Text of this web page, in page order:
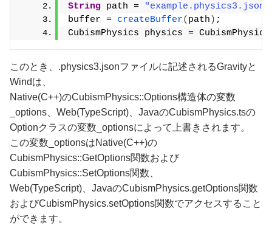
String path = "example.physics3.json"
buffer = createBuffer( path ) ;
CubismPhysics physics =
このとき、.physics3.jsonファイルに記述されるGravityと
Windは、
Native(C++)のCubismPhysics::Options構造体の変数
_options、Web(TypeScript)、JavaのCubismPhysics.tsの
Optionクラスの変数_optionsによって上書きされます。
この変数_optionsはNative(C++)の
CubismPhysics::GetOptions関数および
CubismPhysics::SetOptions関数、
Web(TypeScript)、JavaのCubismPhysics.getOptions関数
およびCubismPhysics.setOptions関数でアクセスすること
ができます。